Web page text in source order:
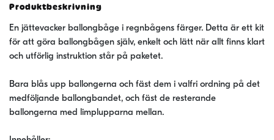
Produktbeskrivning
En jättevacker ballongbåge i regnbågens färger. Detta är ett kit
för att göra ballongbågen själv, enkelt och lätt när allt finns klart
och utförlig instruktion står på paketet.
Bara blås upp ballongerna och fäst dem i valfri ordning på det
medföljande ballongbandet, och fäst de resterande
ballongerna med limplupparna mellan.